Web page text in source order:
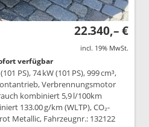
22.340,– €
incl. 19% MwSt.
verfügbar
PS), 74 kW (101 PS), 999 cm³,
Verbrennungsmotor
kombiniert 5,9 l/100km
133.00 g/km (WLTP), CO₂-
Metallic, Fahrzeugnr.: 132122